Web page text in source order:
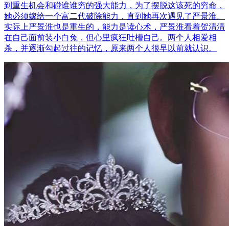
到重生机会和碰谁谁穷的强大能力，为了摆脱这该死的穷命，
她必须嫁给一个富二代破除能力，直到她再次遇见了严景淮。
实际上严景淮也是重生的，能力是读心术，严景淮看着贺清清
在自己面前装小白兔，但心里疯狂吐槽自己。两个人相爱相
杀，并逐渐勾起过往的记忆，原来两个人很早以前就认识。